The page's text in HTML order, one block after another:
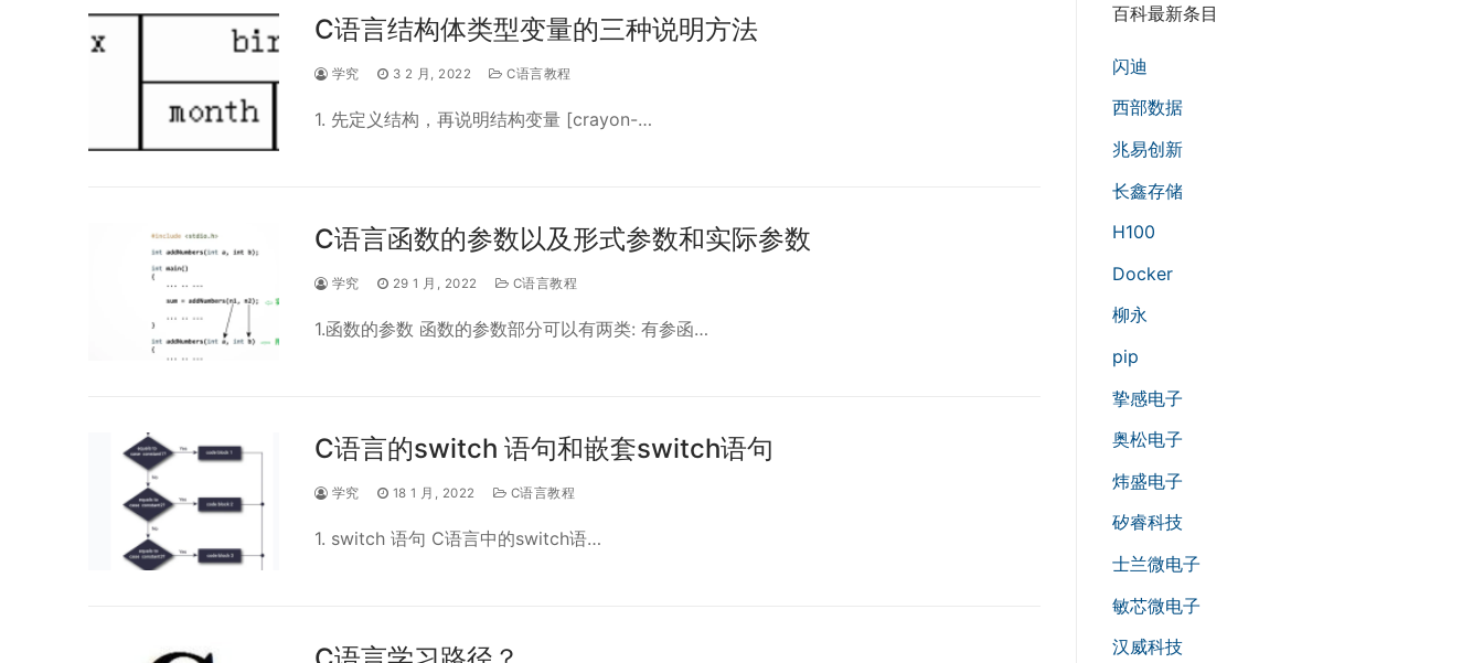
C语言结构体类型变量的三种说明方法
学究 3 2 月, 2022 C语言教程
1. 先定义结构，再说明结构变量 [crayon-…
C语言函数的参数以及形式参数和实际参数
学究 29 1 月, 2022 C语言教程
1.函数的参数 函数的参数部分可以有两类: 有参函…
C语言的switch 语句和嵌套switch语句
学究 18 1 月, 2022 C语言教程
1. switch 语句 C语言中的switch语…
百科最新条目
闪迪
西部数据
兆易创新
长鑫存储
H100
Docker
柳永
pip
挚感电子
奥松电子
炜盛电子
矽睿科技
士兰微电子
敏芯微电子
汉威科技